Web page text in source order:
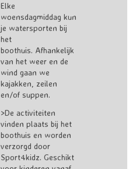
Elke
woensdagmiddag kun
je watersporten bij
het
boothuis. Afhankelijk
van het weer en de
wind gaan we
kajakken, zeilen
en/of suppen.
>De activiteiten
vinden plaats bij het
boothuis en worden
verzorgd door
Sport4kidz. Geschikt